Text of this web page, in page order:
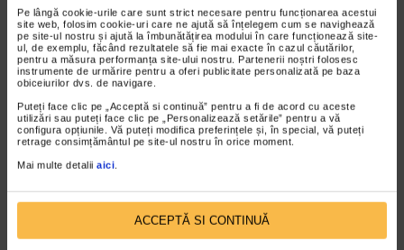
Pe lângă cookie-urile care sunt strict necesare pentru funcționarea acestui
site web, folosim cookie-uri care ne ajută să înțelegem cum se navighează
pe site-ul nostru și ajută la îmbunătățirea modului în care funcționează site-
ul, de exemplu, făcând rezultatele să fie mai exacte în cazul căutărilor,
pentru a măsura performanța site-ului nostru. Partenerii noștri folosesc
instrumente de urmărire pentru a oferi publicitate personalizată pe baza
obiceiurilor dvs. de navigare.
Puteți face clic pe „Acceptă si continuă” pentru a fi de acord cu aceste
utilizări sau puteți face clic pe „Personalizează setările” pentru a vă
configura opțiunile. Vă puteți modifica preferințele și, în special, vă puteți
retrage consimțământul pe site-ul nostru în orice moment.
Mai multe detalii aici
ACCEPTĂ SI CONTINUĂ
CATENA RECOMANDA
Vedixin Max